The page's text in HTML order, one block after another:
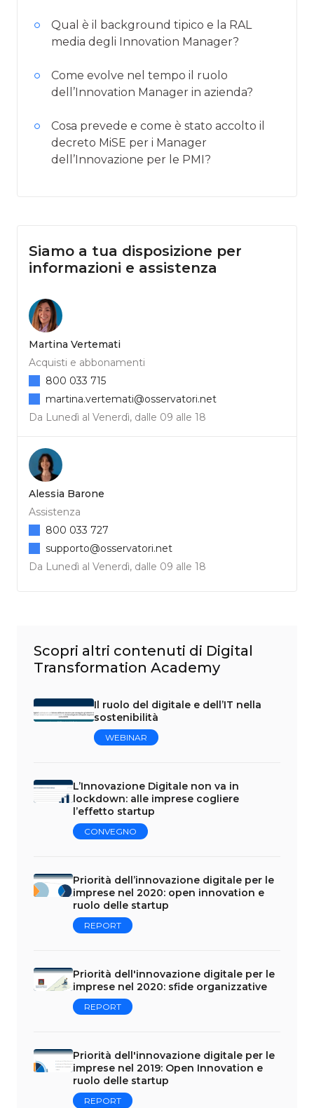
Qual è il background tipico e la RAL
media degli Innovation Manager?
Come evolve nel tempo il ruolo
dell’Innovation Manager in azienda?
Cosa prevede e come è stato accolto il
decreto MiSE per i Manager
dell’Innovazione per le PMI?
Siamo a tua disposizione per
informazioni e assistenza
Martina Vertemati
Acquisti e abbonamenti
Da Lunedì al Venerdì, dalle 09 alle 18
800 033 715
martina.vertemati@osservatori.net
Alessia Barone
Assistenza
Da Lunedì al Venerdì, dalle 09 alle 18
800 033 727
supporto@osservatori.net
Scopri altri contenuti di Digital
Transformation Academy
Il ruolo del digitale e dell’IT nella
sostenibilità
WEBINAR
L’Innovazione Digitale non va in
lockdown: alle imprese cogliere
l’effetto startup
CONVEGNO
Priorità dell’innovazione digitale per le
imprese nel 2020: open innovation e
ruolo delle startup
REPORT
Priorità dell'innovazione digitale per le
imprese nel 2020: sfide organizzative
REPORT
Priorità dell'innovazione digitale per le
imprese nel 2019: Open Innovation e
ruolo delle startup
REPORT